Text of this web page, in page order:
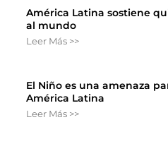
América Latina sostiene
al mundo
Leer Más >>
El Niño es una amenaza
América Latina
Leer Más >>